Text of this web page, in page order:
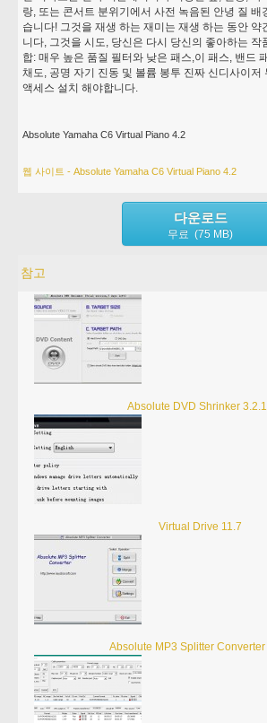
랑, 또는 콘서트 분위기에서 사전 녹음된 안녕 질 배
습니다! 그것을 재생 하는 재미는 재생 하는 동안 약
니다, 그것을 시도, 당신은 다시 당신의 좋아하는 작
합: 매우 높은 품질 필터와 낮은 패스,이 패스, 밴드
채도, 공명 자기 진동 및 볼륨 봉투 진짜 신디사이저
액세스 설치 해야합니다.
Absolute Yamaha C6 Virtual Piano 4.2
웹 사이트 - Absolute Yamaha C6 Virtual Piano 4.2
다운로드
무료 (75 MB)
참고
Absolute DVD Shrinker
Virtual Drive 11.7
Absolute MP3 Splitter Converter